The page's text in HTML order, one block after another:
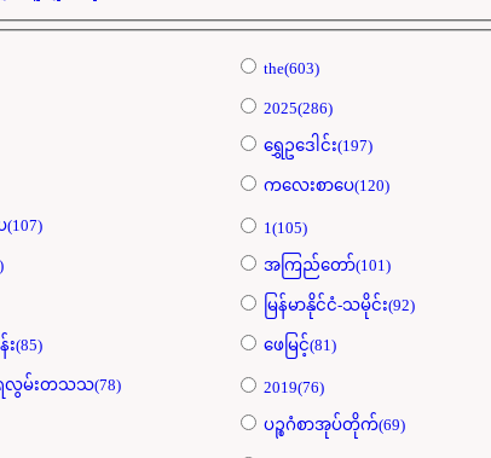
the(603)
2025(286)
ရွှေဥဒေါင်း(197)
ကလေးစာပေ(120)
1(105)
အကြည်တော်(101)
မြန်မာနိုင်ငံ-သမိုင်း(92)
(85) ဖေမြင့်(81)
မ်းတသသ(78) 2019(76)
ပဉ္စဂံစာအုပ်တိုက်(69)